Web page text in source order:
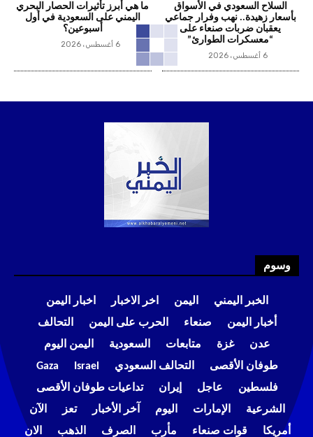
السلاح السعودي في الأسواق
بأسعار زهيدة.. نهب وفرار جماعي
يعقبان ضربات صنعاء على
“معسكرات الطوارئ”
6 أغسطس، 2026
ما هي أبرز تأثيرات الحصار البحري
اليمني على السعودية في أول
أسبوعين؟
6 أغسطس، 2026
وسوم
الخبر اليمني اليمن اخر الاخبار
اخبار اليمن
أخبار اليمن
صنعاء الحرب على اليمن
التحالف
عدن
غزة متابعات السعودية
اليمن اليوم
طوفان الأقصى
التحالف السعودي Israel
Gaza
فلسطين
عاجل إيران
تداعيات طوفان الأقصى
الشرعية
الإمارات اليوم آخر الأخبار تعز
الآن
أمريكا
قوات صنعاء مأرب الصرف الذهب الان